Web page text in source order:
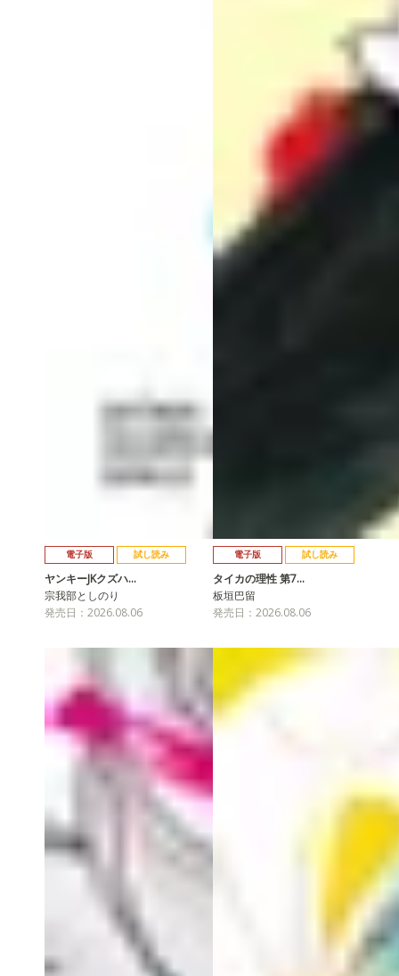
電子版 試し読み
ヤンキーJKクズハ…
宗我部としのり
発売日：2026.08.06
電子版 試し読み
タイカの理性 第7…
板垣巴留
発売日：2026.08.06